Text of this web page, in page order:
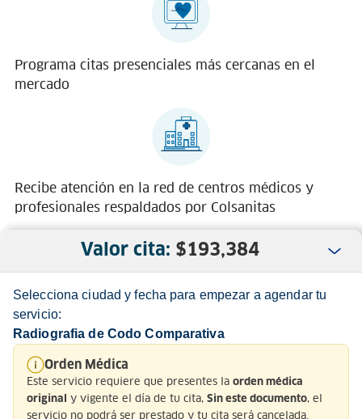
Valor cita: $193,384
Selecciona ciudad y fecha para empezar a agendar tu
servicio:
Radiografia de Codo Comparativa
Orden Médica
Este servicio requiere que presentes la orden médica
original
y vigente el día de tu cita, Sin este documento, el
servicio no podrá ser prestado y tu cita será cancelada.
Programa citas presenciales más cercanas en el
mercado
Recibe atención en la red de centros médicos y
profesionales respaldados por Colsanitas
Servicio al Cliente